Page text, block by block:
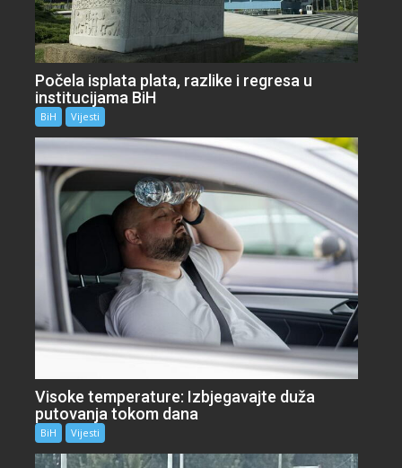
Počela isplata plata, razlike i regresa u
institucijama BiH
BiH Vijesti
Visoke temperature: Izbjegavajte duža
putovanja tokom dana
BiH Vijesti